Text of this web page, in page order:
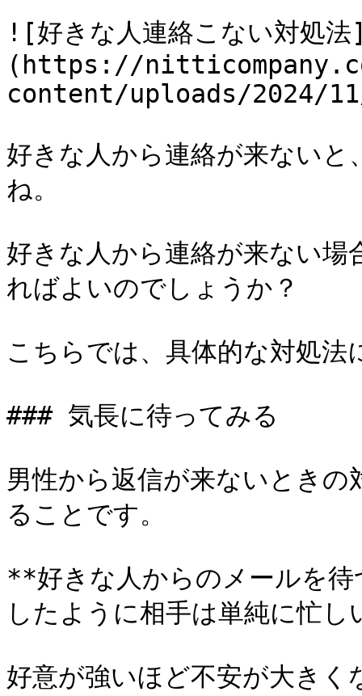
![好きな人連絡こない対処
(https://
content/uploads/2024/
好きな人から連絡が来ない
ね。
好きな人から連絡が来ない
ればよいのでしょうか？
こちらでは、具体的な対処
### 気長に待ってみる
男性から返信が来ないとき
ることです。
**好きな人からのメールを
したように相手は単純に忙
好意が強いほど不安が大き